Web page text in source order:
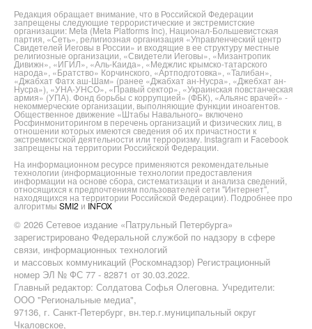
Редакция обращает внимание, что в Российской Федерации
запрещены следующие террористические и экстремистские
организации: Meta (Meta Platforms Inc), Национал-Большевистская
партия, «Сеть», религиозная организация «Управленческий центр
Свидетелей Иеговы в России» и входящие в ее структуру местные
религиозные организации, «Свидетели Иеговы», «Мизантропик
Дивижн», «ИГИЛ», «Аль-Каида», «Меджлис крымско-татарского
народа», «Братство» Корчинского, «Артподготовка», «Талибан»,
«Джабхат Фатх аш-Шам» (ранее «Джабхат ан-Нусра», «Джебхат ан-
Нусра»), «УНА-УНСО», «Правый сектор», «Украинская повстанческая
армия» (УПА). Фонд борьбы с коррупцией» (ФБК), «Альянс врачей» -
некоммерческие организации, выполняющие функции иноагентов.
Общественное движение «Штабы Навального» включено
Росфинмониторингом в перечень организаций и физических лиц, в
отношении которых имеются сведения об их причастности к
экстремистской деятельности или терроризму. Instagram и Facebook
запрещены на территории Российской Федерации.
На информационном ресурсе применяются рекомендательные
технологии (информационные технологии предоставления
информации на основе сбора, систематизации и анализа сведений,
относящихся к предпочтениям пользователей сети "Интернет",
находящихся на территории Российской Федерации). Подробнее про
алгоритмы SMI2 и INFOX
© 2026 Сетевое издание «Патрульный Петербурга»
зарегистрировано Федеральной службой по надзору в сфере
связи, информационных технологий
и массовых коммуникаций (Роскомнадзор) Регистрационный
номер ЭЛ № ФС 77 - 82871 от 30.03.2022.
Главный редактор: Солдатова Софья Олеговна. Учредители:
ООО "Региональные медиа",
97136, г. Санкт-Петербург, вн.тер.г.муниципальный округ
Чкаловское,